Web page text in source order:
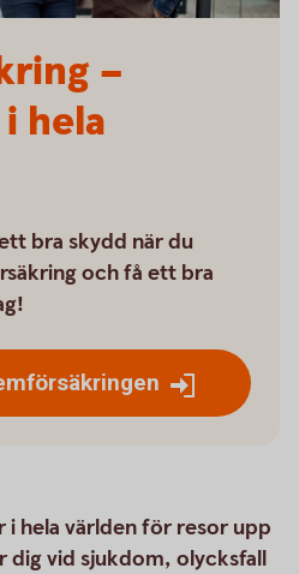
–
hela
bra skydd när du
och få ett bra
i hela världen för resor upp
dig vid sjukdom, olycksfall